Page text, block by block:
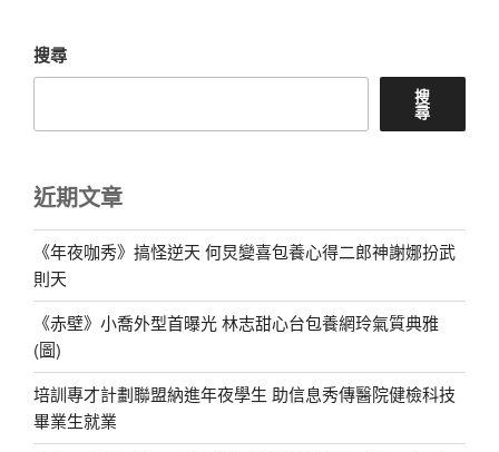
頁
搜尋
搜
尋
近期文章
《年夜咖秀》搞怪逆天 何炅變喜包養心得二郎神謝娜扮武
則天
《赤壁》小喬外型首曝光 林志甜心台包養網玲氣質典雅
(圖)
培訓專才計劃聯盟納進年夜學生 助信息秀傳醫院健檢科技
畢業生就業